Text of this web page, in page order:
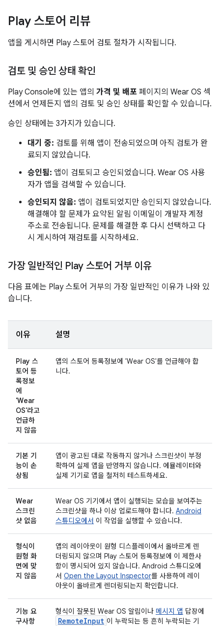
Play 스토어 리뷰
앱을 게시하면 Play 스토어 검토 절차가 시작됩니다.
검토 및 승인 상태 확인
Play Console에 있는 앱의 가격 및 배포 페이지의 Wear OS 섹
션에서 언제든지 앱의 검토 및 승인 상태를 확인할 수 있습니다.
승인 상태에는 3가지가 있습니다.
대기 중: 검토를 위해 앱이 전송되었으며 아직 검토가 완
료되지 않았습니다.
승인됨: 앱이 검토되고 승인되었습니다. Wear OS 사용
자가 앱을 검색할 수 있습니다.
승인되지 않음: 앱이 검토되었지만 승인되지 않았습니다.
해결해야 할 문제가 요약된 알림 이메일이 개발자 계정
주소로 전송됩니다. 문제를 해결한 후 다시 선택하고 다
시 게시하여 재검토를 시작하세요.
가장 일반적인 Play 스토어 거부 이유
다음 표에는 Play 스토어 거부의 가장 일반적인 이유가 나와 있
습니다.
이유 설명
Play 스
토어 등
록정보
에
'Wear
OS'라고
언급하
지 않음
앱의 스토어 등록정보에 'Wear OS'를 언급해야 합
니다.
기본 기
능이 손
상됨
앱이 광고된 대로 작동하지 않거나 스크린샷이 부정
확하여 실제 앱을 반영하지 않습니다. 에뮬레이터와
실제 기기로 앱을 철저히 테스트하세요.
Wear
스크린
샷 없음
Wear OS 기기에서 앱이 실행되는 모습을 보여주는
스크린샷을 하나 이상 업로드해야 합니다. Android
스튜디오에서 이 작업을 실행할 수 있습니다.
형식이
원형 화
면에 맞
지 않음
앱의 레이아웃이 원형 디스플레이에서 올바르게 렌
더링되지 않으며 Play 스토어 등록정보에 이 제한사
항이 명시되어 있지 않습니다. Android 스튜디오에
서 Open the Layout Inspector를 사용하여 레이
아웃이 올바르게 렌더링되는지 확인합니다.
기능 요
구사항
형식이 잘못된 Wear OS 알림이나 메시지 앱 답장에
RemoteInput 이 누락되는 등 흔히 누락되는 기